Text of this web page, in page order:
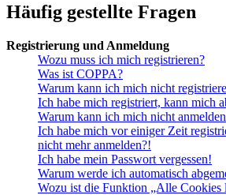
Häufig gestellte Fragen
Registrierung und Anmeldung
Wozu muss ich mich registrieren?
Was ist COPPA?
Warum kann ich mich nicht
Ich habe mich registriert, kann mich
Warum kann ich mich nicht
Ich habe mich vor einiger Zeit
nicht mehr anmelden?!
Ich habe mein Passwort vergessen!
Warum werde ich automatisch
Wozu ist die Funktion „Alle Cookies